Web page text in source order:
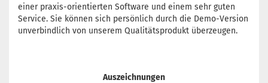
einer praxis-orientierten Software und einem sehr guten
Service. Sie können sich persönlich durch die Demo-Version
unverbindlich von unserem Qualitätsprodukt überzeugen.
Auszeichnungen